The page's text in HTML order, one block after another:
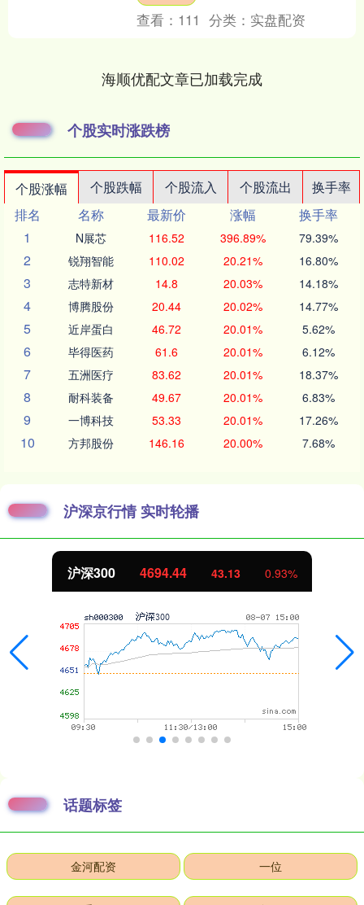
查看： 111 分类： 实盘配资
海顺优配文章已加载完成
个股实时涨跌榜
个股涨幅 个股跌幅 个股流入 个股流出
换手率
排名
名称 最新价 涨幅
换手率
1
N展芯 116.52 396.89% 79.39%
2 锐翔智能 110.02 20.21% 16.80%
3 志特新材 14.8 20.03% 14.18%
4 博腾股份 20.44 20.02% 14.77%
5 近岸蛋白 46.72 20.01% 5.62%
6 毕得医药 61.6 20.01% 6.12%
7 五洲医疗 83.62 20.01% 18.37%
8 耐科装备 49.67 20.01% 6.83%
9 一博科技 53.33 20.01% 17.26%
10 方邦股份 146.16 20.00% 7.68%
沪深京行情 实时轮播
北证50 1134.24 11.37
话题标签
金河配资 一位